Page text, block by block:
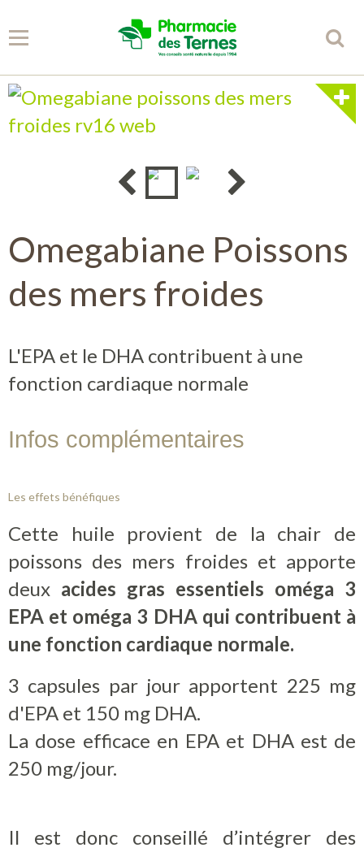
Panier 0
Librairie
Boutique
Omegabiane Poissons
des mers froides
L'EPA et le DHA contribuent à une
fonction cardiaque normale
Infos complémentaires
Les effets bénéfiques
Cette huile provient de la chair de
poissons des mers froides et apporte
deux acides gras essentiels oméga 3
EPA et oméga 3 DHA qui contribuent à
une fonction cardiaque normale.
3 capsules par jour apportent 225 mg
d'EPA et 150 mg DHA.
La dose efficace en EPA et DHA est de
250 mg/jour.
Il est donc conseillé d’intégrer des